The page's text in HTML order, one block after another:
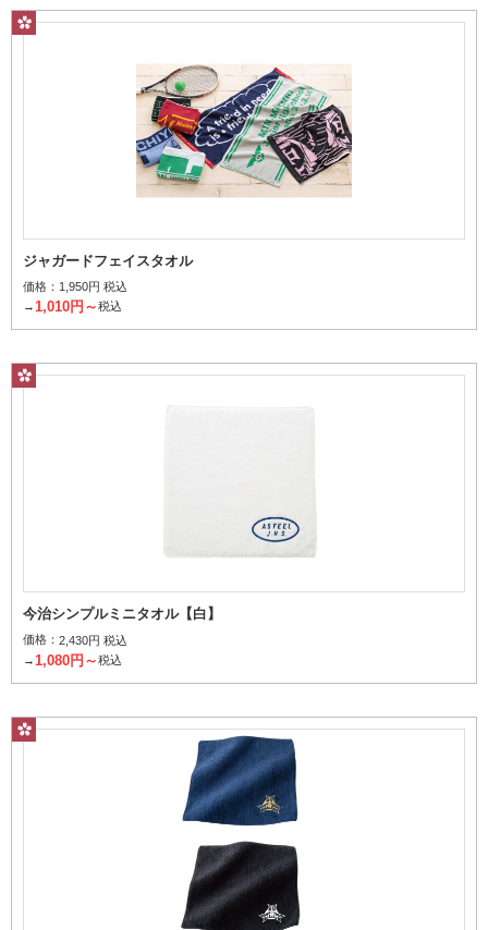
ジャガードフェイスタオル
価格： 1,950円 税込
→1,010円～税込
今治シンプルミニタオル【白】
価格： 2,430円 税込
→ 1,080円～税込